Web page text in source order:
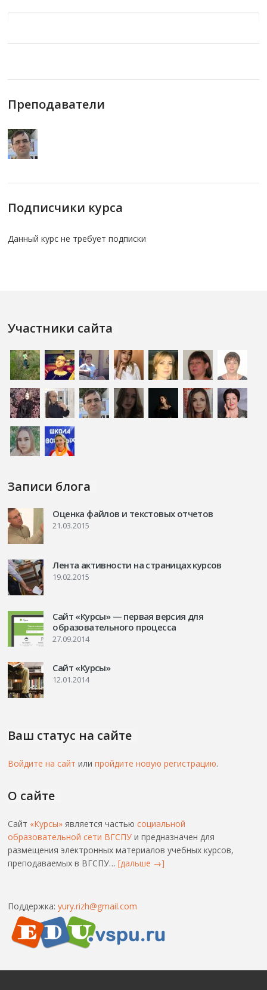
Преподаватели
Подписчики курса
Данный курс не требует подписки
Участники сайта
Записи блога
Оценка файлов и текстовых отчетов
21.03.2015
Лента активности на страницах курсов
19.02.2015
Сайт «Курсы» — первая версия для
образовательного процесса
27.09.2014
Сайт «Курсы»
12.01.2014
Ваш статус на сайте
Войдите на сайт илипройдите новую регистрацию.
О сайте
Сайт «Курсы» является частьюсоциальной
образовательной сети ВГСПУ и предназначен для
размещения электронных материалов учебных курсов,
преподаваемых в ВГСПУ…[дальше →]
Поддержка:yury.rizh@gmail.com